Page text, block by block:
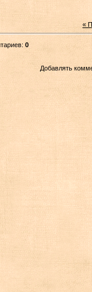
«
0
Добавлять